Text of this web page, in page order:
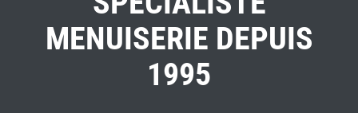
MENUISERIE DEPUIS
1995